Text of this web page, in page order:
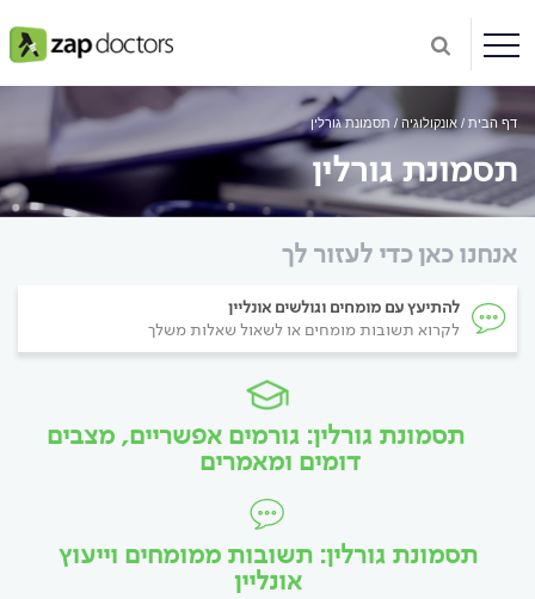
דף הבית אונקולוגיה תסמונת גורלין
תסמונת גורלין
אנחנו כאן כדי לעזור לך
להתיעץ עם מומחים וגולשים אונליין
לקרוא תשובות מומחים או לשאול שאלות משלך
תסמונת גורלין: גורמים אפשריים, מצבים
דומים ומאמרים
תסמונת גורלין: תשובות ממומחים וייעוץ
אונליין